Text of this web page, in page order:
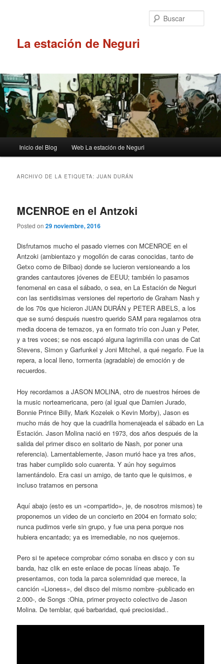
La estación de Neguri
principal
Inicio del Blog Web La estación de Neguri
ARCHIVO DE LA ETIQUETA:JUAN DURÁN
MCENROE en el Antzoki
Posted on29 noviembre, 2016
Disfrutamos mucho el pasado viernes con MCENROE en el
Antzoki (ambientazo y mogollón de caras conocidas, tanto de
Getxo como de Bilbao) donde se lucieron versioneando a los
grandes cantautores jóvenes de EEUU; también lo pasamos
fenomenal en casa el sábado, o sea, en La Estación de Neguri
con las sentidisimas versiones del repertorio de Graham Nash y
de los 70s que hicieron JUAN DURÁN y PETER ABELS, a los
que se sumó después nuestro querido SAM para regalarnos otra
media docena de temazos, ya en formato trío con Juan y Peter,
y a tres voces; se nos escapó alguna lagrimilla con unas de Cat
Stevens, Simon y Garfunkel y Joni Mitchel, a qué negarlo. Fue la
repera, a local lleno, tormenta (agradable) de emoción y de
recuerdos.
Hoy recordamos a JASON MOLINA, otro de nuestros héroes de
la music norteamericana, pero (al igual que Damien Jurado,
Bonnie Prince Billy, Mark Kozelek o Kevin Morby), Jason es
mucho más de hoy que la cuadrilla homenajeada el sábado en La
Estación. Jason Molina nació en 1973, dos años después de la
salida del primer disco en solitario de Nash, por poner una
referencia). Lamentablemente, Jason murió hace ya tres años,
tras haber cumplido solo cuarenta. Y aún hoy seguimos
lamentándolo. Era casi un amigo, de tanto que le quisimos, e
incluso tratamos en persona
Aquí abajo (esto es un «compartido», je, de nosotros mismos) te
proponemos un video de un concierto en 2004 en formato solo;
nunca pudimos verle sin grupo, y fue una pena porque nos
hubiera encantado; ya es irremediable, no nos quejemos.
Pero si te apetece comprobar cómo sonaba en disco y con su
banda, haz clik en este enlace de pocas líneas abajo. Te
presentamos, con toda la parca solemnidad que merece, la
canción «Lioness», del disco del mismo nombre -publicado en
2.000-, de Songs :Ohia, primer proyecto colectivo de Jason
Molina. De temblar, qué barbaridad, qué preciosidad..